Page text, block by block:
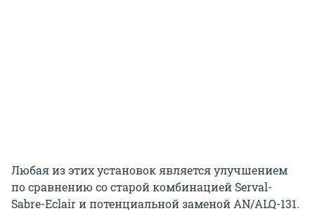
Любая из этих установок является улучшением
по сравнению со старой комбинацией Serval-
Sabre-Eclair и потенциальной заменой AN/ALQ-131.